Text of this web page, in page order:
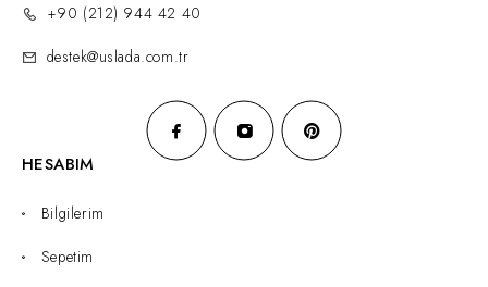
+90 (212) 944 42 40
destek@uslada.com.tr
HESABIM
Bilgilerim
Sepetim